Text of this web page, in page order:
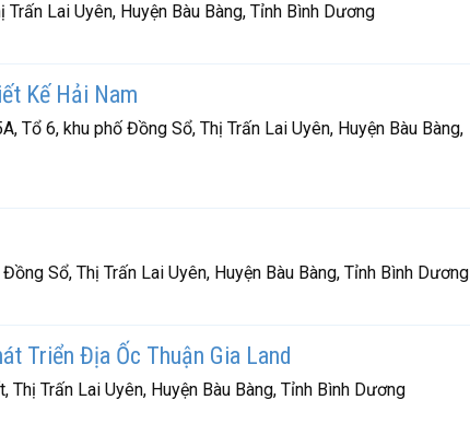
Lai Uyên, Huyện Bàu Bàng, Tỉnh Bình Dương
Kế Hải Nam
6, khu phố Đồng Sổ, Thị Trấn Lai Uyên, Huyện Bàu Bàng,
Sổ, Thị Trấn Lai Uyên, Huyện Bàu Bàng, Tỉnh Bình Dương
Triển Địa Ốc Thuận Gia Land
Trấn Lai Uyên, Huyện Bàu Bàng, Tỉnh Bình Dương